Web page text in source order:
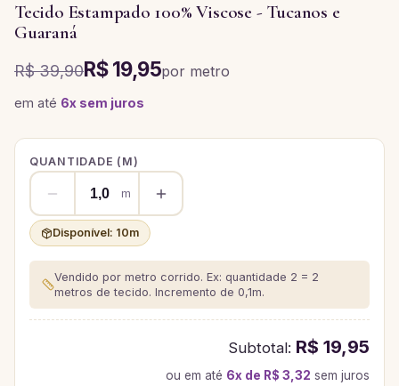
Tecido Estampado 100% Viscose - Tucanos e
Guaraná
R$ 39,90R$ 19,95por metro
em até 6x sem juros
QUANTIDADE ( M)
m
Disponível: 10m
Vendido por metro corrido. Ex: quantidade 2 = 2
metros de tecido. Incremento de 0,1m.
Subtotal: R$ 19,95
ou em até 6x de R$ 3,32 sem juros